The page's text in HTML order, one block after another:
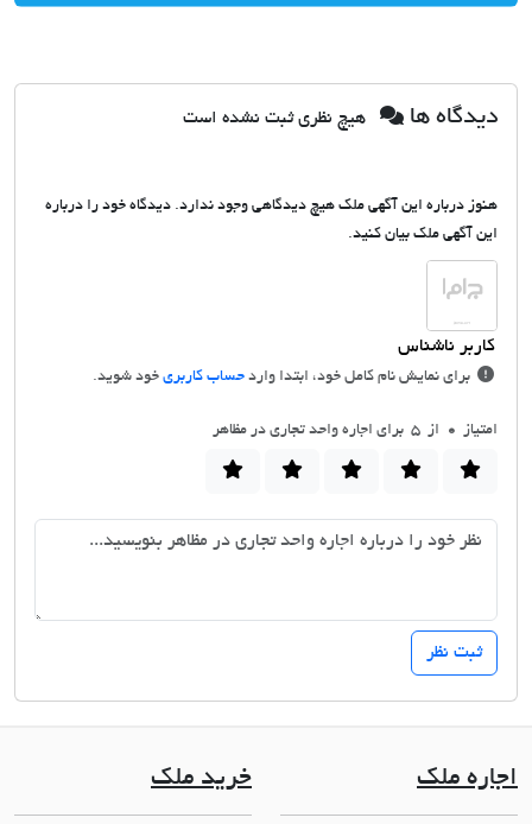
دیدگاه ها هیچ نظری ثبت نشده است
هنوز درباره این آگهی ملک هیچ دیدگاهی وجود ندارد. دیدگاه خود را درباره
این آگهی ملک بیان کنید.
برای نمایش نام کامل خود، ابتدا وارد حساب کاربری خود شوید.
امتیاز 0 از 5 برای اجاره واحد تجاری در مظاهر
اجاره ملک خرید ملک